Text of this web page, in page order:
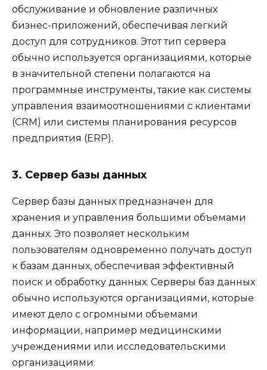
обслуживание и обновление различных
бизнес-приложений, обеспечивая легкий
доступ для сотрудников. Этот тип сервера
обычно используется организациями, которые
в значительной степени полагаются на
программные инструменты, такие как системы
управления взаимоотношениями с клиентами
(CRM) или системы планирования ресурсов
предприятия (ERP).
3. Сервер базы данных
Сервер базы данных предназначен для
хранения и управления большими объемами
данных. Это позволяет нескольким
пользователям одновременно получать доступ
к базам данных, обеспечивая эффективный
поиск и обработку данных. Серверы баз данных
обычно используются организациями, которые
имеют дело с огромными объемами
информации, например медицинскими
учреждениями или исследовательскими
организациями.